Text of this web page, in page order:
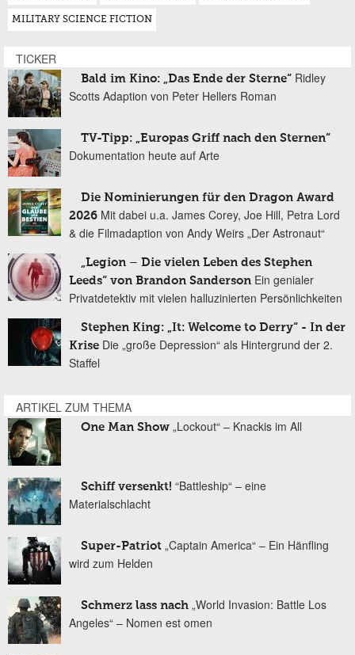
MILITARY SCIENCE FICTION
TICKER
Bald im Kino: „Das Ende der Sterne“ Ridley
Scotts Adaption von Peter Hellers Roman
TV-Tipp: „Europas Griff nach den Sternen“
Dokumentation heute auf Arte
Die Nominierungen für den Dragon Award
2026 Mit dabei u.a. James Corey, Joe Hill, Petra Lord
& die Filmadaption von Andy Weirs „Der Astronaut“
„Legion – Die vielen Leben des Stephen
Leeds“ von Brandon Sanderson Ein genialer
Privatdetektiv mit vielen halluzinierten Persönlichkeiten
Stephen King: „It: Welcome to Derry“ - In der
Krise Die „große Depression“ als Hintergrund der 2.
Staffel
ARTIKEL ZUM THEMA
One Man Show „Lockout“ – Knackis im All
Schiff versenkt! “Battleship“ – eine
Materialschlacht
Super-Patriot „Captain America“ – Ein Hänfling
wird zum Helden
Schmerz lass nach „World Invasion: Battle Los
Angeles“ – Nomen est omen